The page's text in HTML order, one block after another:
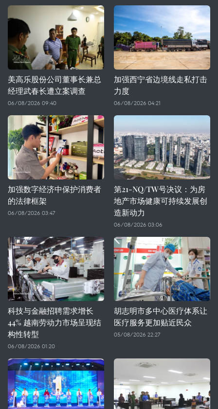
美高乐股份公司董事长兼总
经理武春长遭立案调查
06/08/2026 09:40
加强西宁省边境线走私打击
力度
06/08/2026 04:21
加强数字经济中保护消费者
的法律框架
06/08/2026 03:47
第21-NQ/TW号决议：为房
地产市场健康可持续发展创
造新动力
06/08/2026 03:06
科技与金融招聘需求增长
44% 越南劳动力市场呈现结
构性转型
06/08/2026 01:20
胡志明市多中心医疗体系让
医疗服务更加贴近民众
05/08/2026 22:27